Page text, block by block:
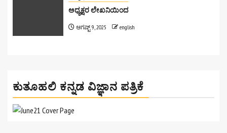
ಅಧ್ಯಕ್ಷರ ಲೇಖನಿಯಿಂದ
ಆಗಷ್ಟ್ 9, 2025 english
ಕುತೂಹಲಿ ಕನ್ನಡ ವಿಜ್ಞಾನ ಪತ್ರಿಕೆ